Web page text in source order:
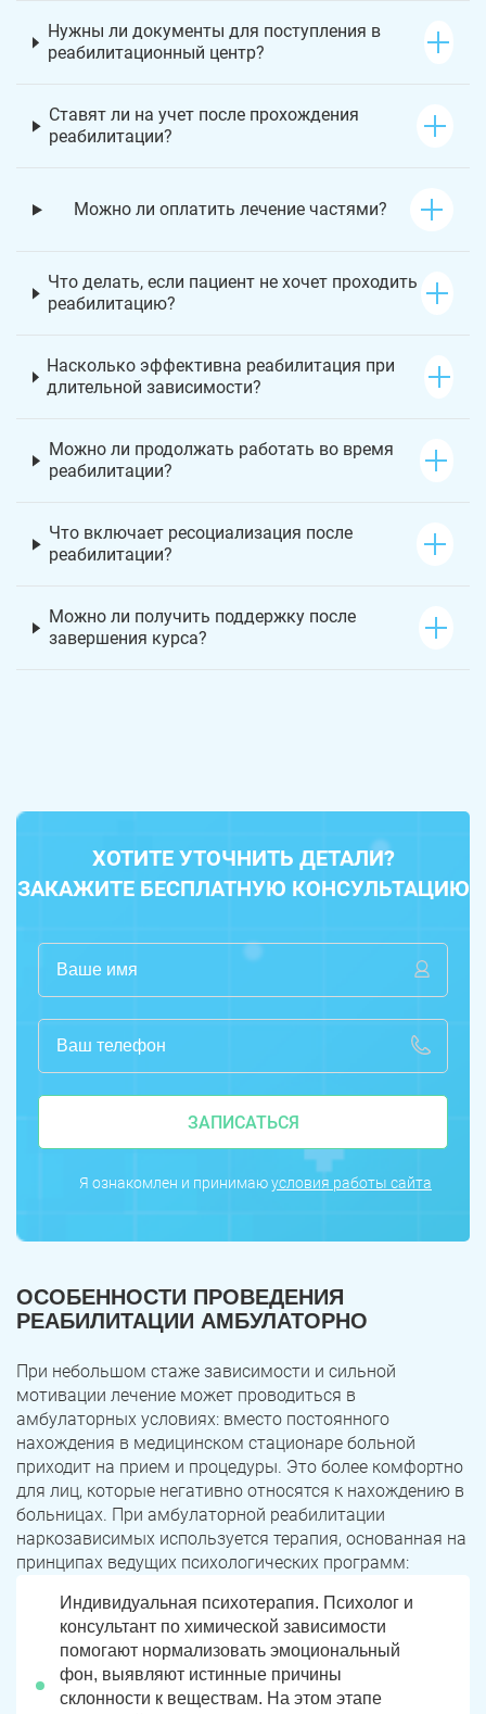
Нужны ли документы для поступления в
реабилитационный центр?
Ставят ли на учет после прохождения
реабилитации?
Можно ли оплатить лечение частями?
Что делать, если пациент не хочет проходить
реабилитацию?
Насколько эффективна реабилитация при
длительной зависимости?
Можно ли продолжать работать во время
реабилитации?
Что включает ресоциализация после
реабилитации?
Можно ли получить поддержку после
завершения курса?
ХОТИТЕ УТОЧНИТЬ ДЕТАЛИ?
ЗАКАЖИТЕ БЕСПЛАТНУЮ КОНСУЛЬТАЦИЮ
ЗАПИСАТЬСЯ
Я ознакомлен и принимаюусловия работы сайта
ОСОБЕННОСТИ ПРОВЕДЕНИЯ
РЕАБИЛИТАЦИИ АМБУЛАТОРНО
При небольшом стаже зависимости и сильной
мотивации лечение может проводиться в
амбулаторных условиях: вместо постоянного
нахождения в медицинском стационаре больной
приходит на прием и процедуры. Это более комфортно
для лиц, которые негативно относятся к нахождению в
больницах. При амбулаторной реабилитации
наркозависимых используется терапия, основанная на
принципах ведущих психологических программ:
Индивидуальная психотерапия. Психолог и
консультант по химической зависимости
помогают нормализовать эмоциональный
фон, выявляют истинные причины
склонности к веществам. На этом этапе